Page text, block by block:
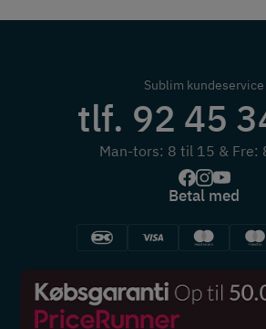
Sublim kundeservice
tlf. 92 45
Man-tors: 8 til 15 & Fre:
Betal med